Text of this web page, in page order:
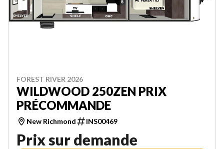
FOREST RIVER 2026
WILDWOOD 250ZEN PRIX
PRÉCOMMANDE
New Richmond INS00469
Prix sur demande